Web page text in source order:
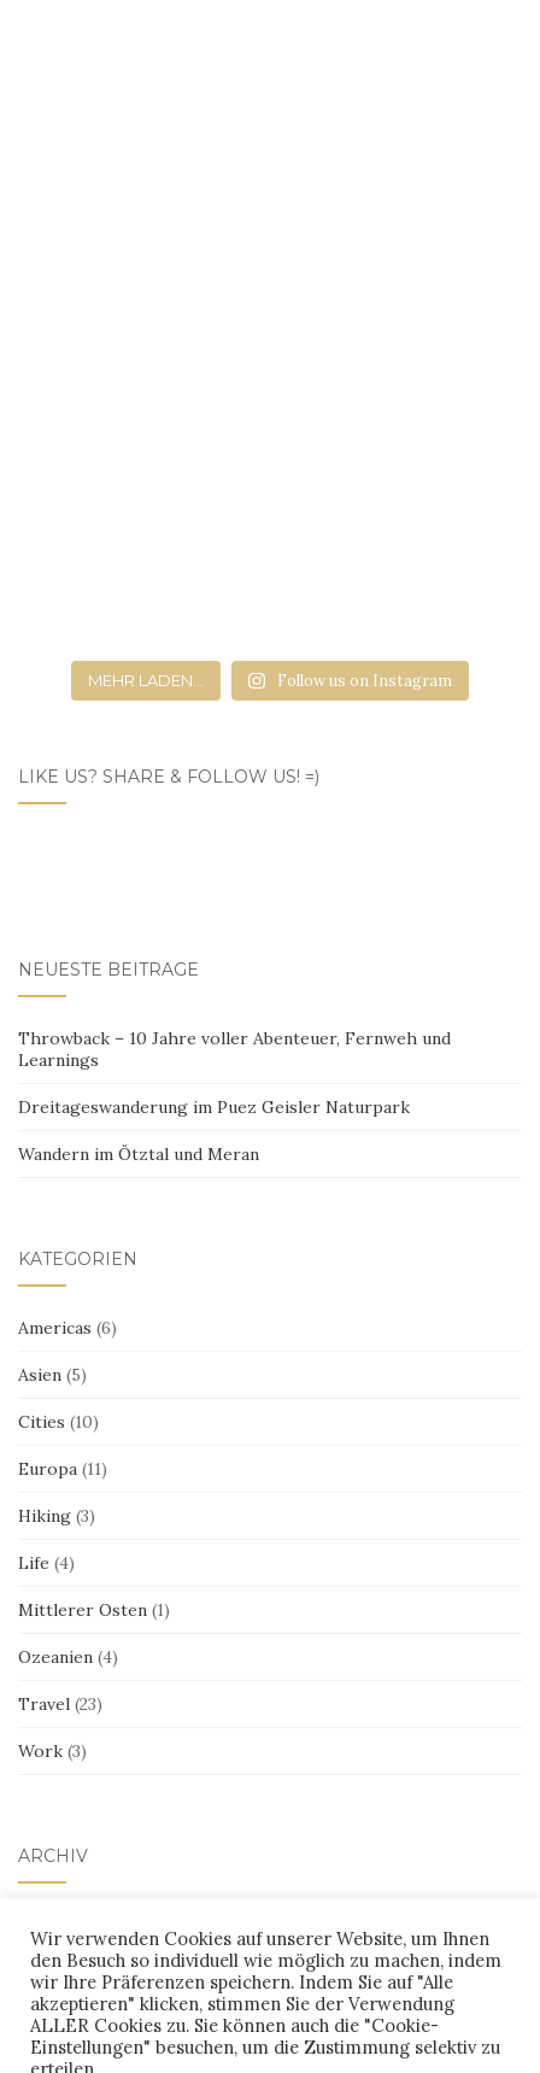
MEHR LADEN... Follow us on Instagram
LIKE US? SHARE & FOLLOW US! =)
NEUESTE BEITRÄGE
Throwback – 10 Jahre voller Abenteuer, Fernweh und
Learnings
Dreitageswanderung im Puez Geisler Naturpark
Wandern im Ötztal und Meran
KATEGORIEN
Americas (6)
Asien (5)
Cities (10)
Europa (11)
Hiking (3)
Life (4)
Mittlerer Osten (1)
Ozeanien (4)
Travel (23)
Work (3)
ARCHIV
Archiv
Wir verwenden Cookies auf unserer Website, um Ihnen
den Besuch so individuell wie möglich zu machen, indem
wir Ihre Präferenzen speichern. Indem Sie auf "Alle
akzeptieren" klicken, stimmen Sie der Verwendung
ALLER Cookies zu. Sie können auch die "Cookie-
Einstellungen" besuchen, um die Zustimmung selektiv zu